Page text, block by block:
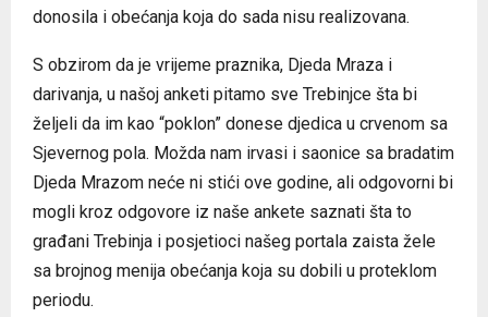
donosila i obećanja koja do sada nisu realizovana.
S obzirom da je vrijeme praznika, Djeda Mraza i
darivanja, u našoj anketi pitamo sve Trebinjce šta bi
željeli da im kao “poklon” donese djedica u crvenom sa
Sjevernog pola. Možda nam irvasi i saonice sa bradatim
Djeda Mrazom neće ni stići ove godine, ali odgovorni bi
mogli kroz odgovore iz naše ankete saznati šta to
građani Trebinja i posjetioci našeg portala zaista žele
sa brojnog menija obećanja koja su dobili u proteklom
periodu.